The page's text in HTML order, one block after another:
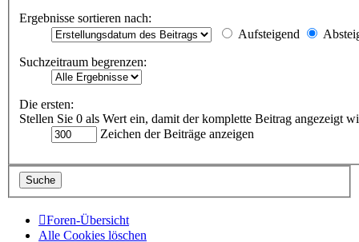
Ergebnisse sortieren nach:
Aufsteigend
Suchzeitraum begrenzen:
Die ersten:
Stellen Sie 0 als Wert ein, damit der komplette Beitrag angezeigt
Zeichen der Beiträge anzeigen
Foren-Übersicht
Alle Cookies löschen